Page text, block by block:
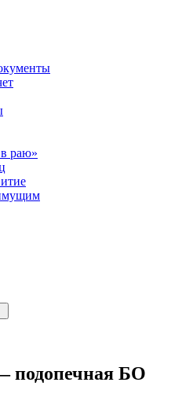
раю»
подопечная БО